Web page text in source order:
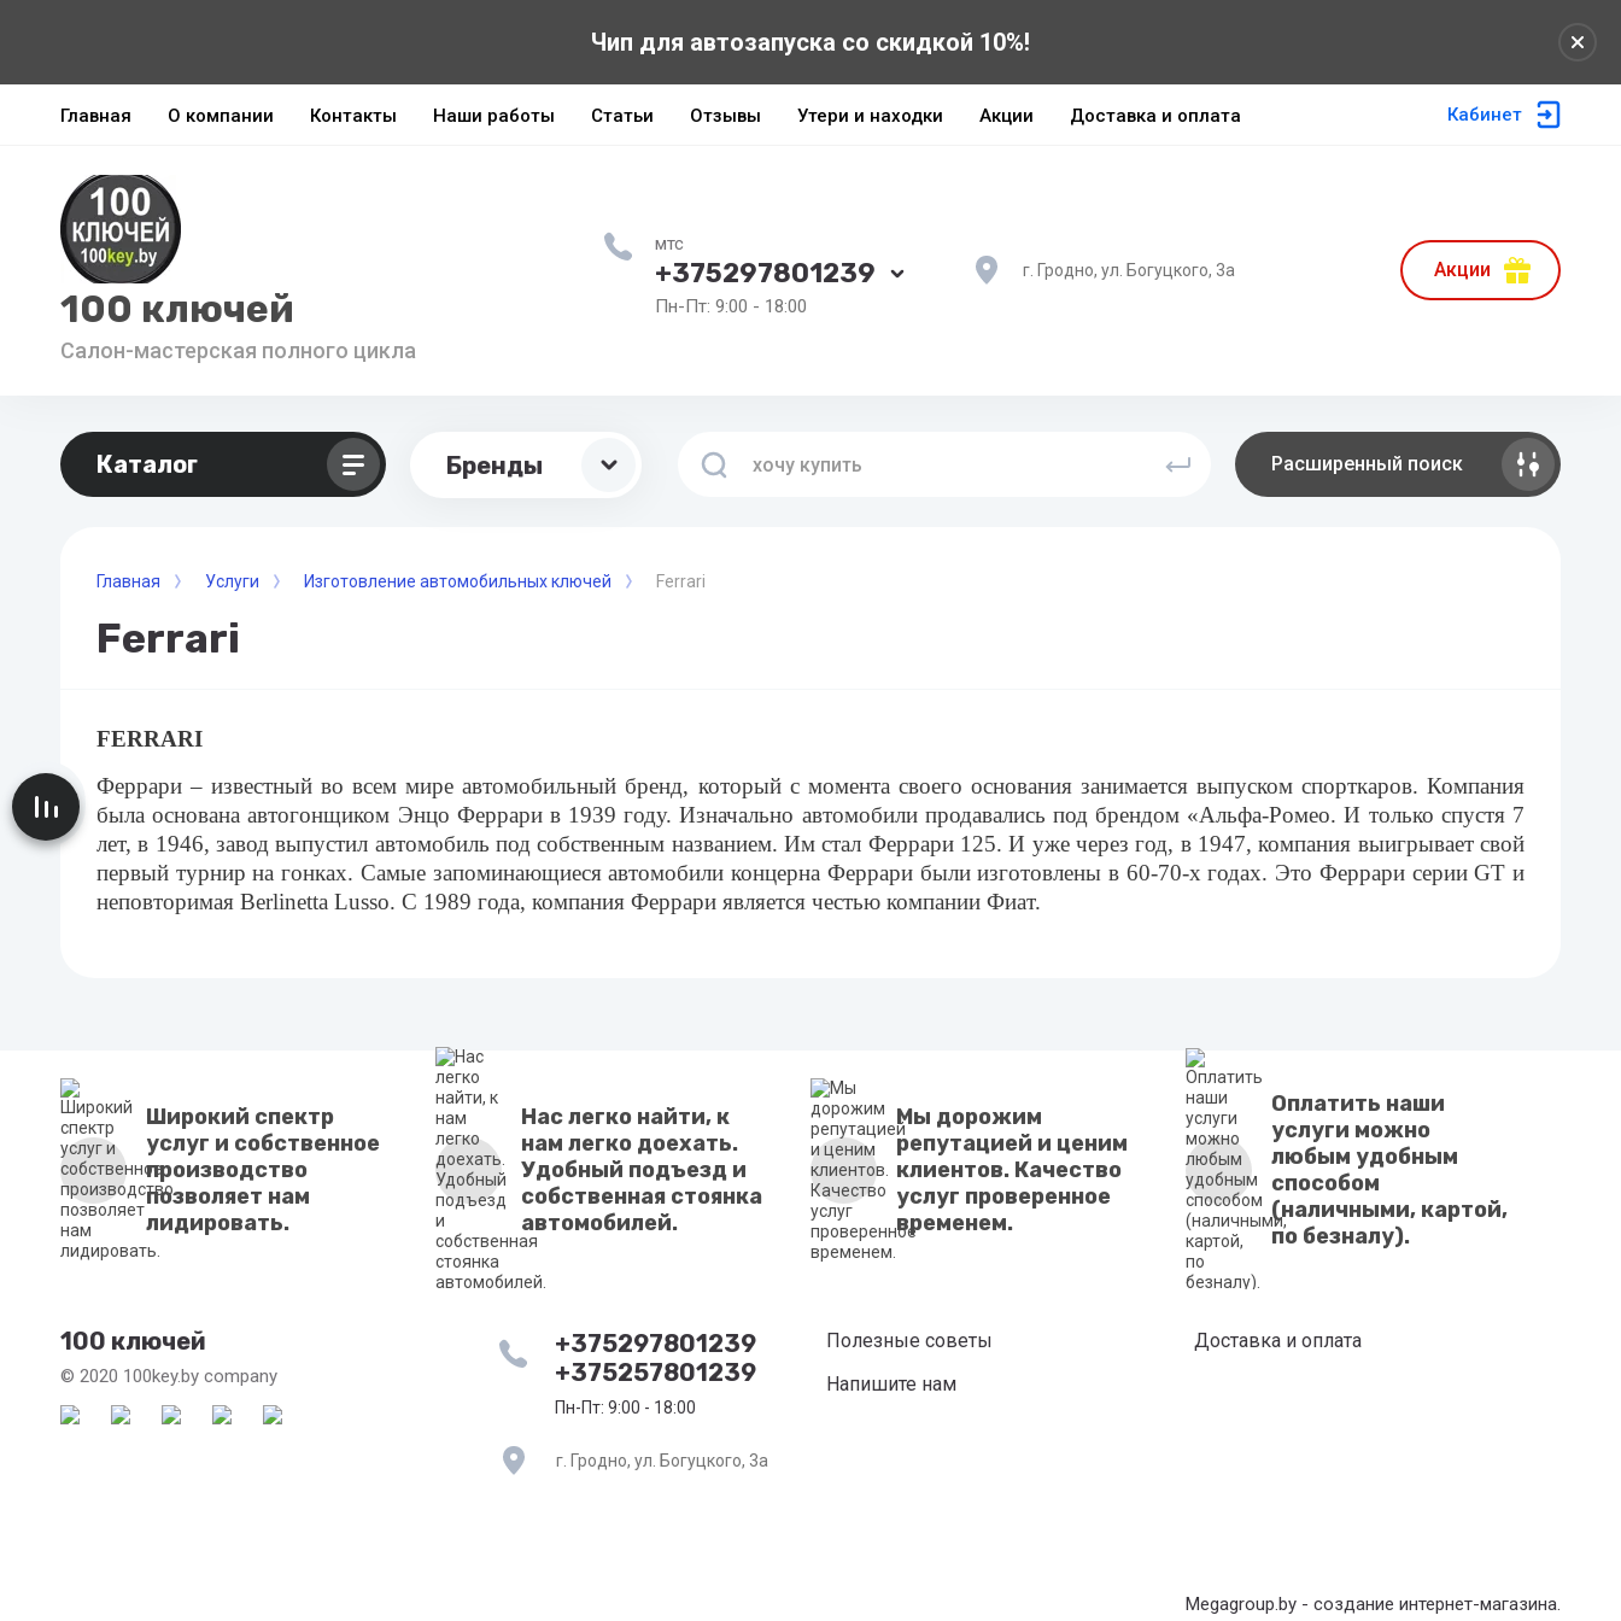
Сравнение
Чип для автозапуска со скидкой 10%!
Главная О компании Контакты Наши работы Статьи Отзывы Утери и находки Акции Доставка и оплата Кабинет
100 ключей
Салон-мастерская полного цикла
мтс
+375297801239
Пн-Пт: 9:00 - 18:00
г. Гродно, ул. Богуцкого, 3а Акции
Каталог Бренды Расширенный поиск
Главная Услуги Изготовление автомобильных ключей Ferrari
Ferrari
FERRARI
Феррари – известный во всем мире автомобильный бренд, который с момента своего основания занимается выпуском спорткаров. Компания
была основана автогонщиком Энцо Феррари в 1939 году. Изначально автомобили продавались под брендом «Альфа-Ромео. И только спустя 7
лет, в 1946, завод выпустил автомобиль под собственным названием. Им стал Феррари 125. И уже через год, в 1947, компания выигрывает свой
первый турнир на гонках. Самые запоминающиеся автомобили концерна Феррари были изготовлены в 60-70-х годах. Это Феррари серииGT и
неповторимая Berlinetta Lusso. С 1989 года, компания Феррари является честью компании Фиат.
Широкий спектр
услуг и собственное
производство
позволяет нам
лидировать.
Нас легко найти, к
нам легко доехать.
Удобный подъезд и
собственная стоянка
автомобилей.
Мы дорожим
репутацией и ценим
клиентов. Качество
услуг проверенное
временем.
Оплатить наши
услуги можно
любым удобным
способом
(наличными, картой,
по безналу).
100 ключей
© 2020 100key.by company
+375297801239
+375257801239
Пн-Пт: 9:00 - 18:00
г. Гродно, ул. Богуцкого, 3а
Полезные советы
Доставка и оплата
Напишите нам
Мegagroup.by - создание интернет-магазина.